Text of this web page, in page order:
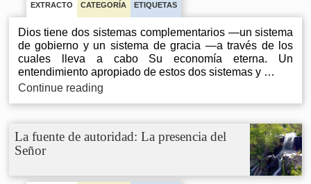
EXTRACTO CATEGORÍA ETIQUETAS
Dios tiene dos sistemas complementarios —un sistema
de gobierno y un sistema de gracia —a través de los
cuales lleva a cabo Su economía eterna. Un
entendimiento apropiado de estos dos sistemas y …
Continue readingEl
gobierno
y
de
La fuente de autoridad: La presencia del
Señor